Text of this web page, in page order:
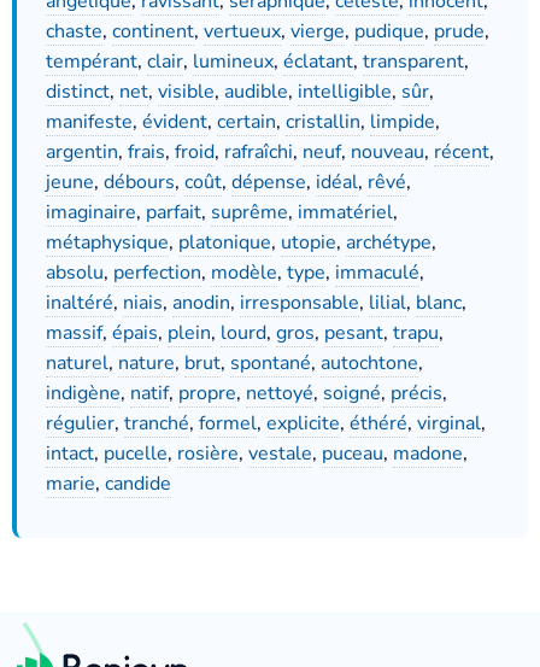
chaste, continent, vertueux, vierge, pudique, prude,
tempérant, clair, lumineux, éclatant, transparent,
distinct, net, visible, audible, intelligible, sûr,
manifeste, évident, certain, cristallin, limpide,
argentin, frais, froid, rafraîchi, neuf, nouveau, récent,
jeune, débours, coût, dépense, idéal, rêvé,
imaginaire, parfait, suprême, immatériel,
métaphysique, platonique, utopie, archétype,
absolu, perfection, modèle, type, immaculé,
inaltéré, niais, anodin, irresponsable, lilial, blanc,
massif, épais, plein, lourd, gros, pesant, trapu,
naturel, nature, brut, spontané, autochtone,
indigène, natif, propre, nettoyé, soigné, précis,
régulier, tranché, formel, explicite, éthéré, virginal,
intact, pucelle, rosière, vestale, puceau, madone,
marie, candide